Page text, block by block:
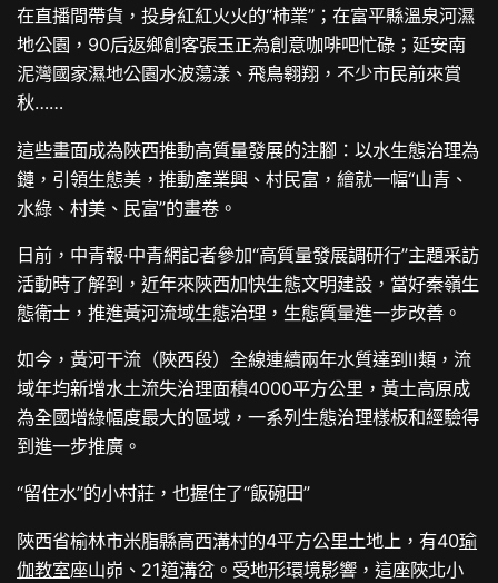
在直播間帶貨，投身紅紅火火的“柿業”；在富平縣溫泉河濕
地公園，90后返鄉創客張玉正為創意咖啡吧忙碌；延安南
泥灣國家濕地公園水波蕩漾、飛鳥翱翔，不少市民前來賞
秋……
這些畫面成為陜西推動高質量發展的注腳：以水生態治理為
鏈，引領生態美，推動產業興、村民富，繪就一幅“山青、
水綠、村美、民富”的畫卷。
日前，中青報·中青網記者參加“高質量發展調研行”主題采訪
活動時了解到，近年來陜西加快生態文明建設，當好秦嶺生
態衛士，推進黃河流域生態治理，生態質量進一步改善。
如今，黃河干流（陜西段）全線連續兩年水質達到Ⅱ類，流
域年均新增水土流失治理面積4000平方公里，黃土高原成
為全國增綠幅度最大的區域，一系列生態治理樣板和經驗得
到進一步推廣。
“留住水”的小村莊，也握住了“飯碗田”
陜西省榆林市米脂縣高西溝村的4平方公里土地上，有40瑜
伽教室座山峁、21道溝岔。受地形環境影響，這座陜北小